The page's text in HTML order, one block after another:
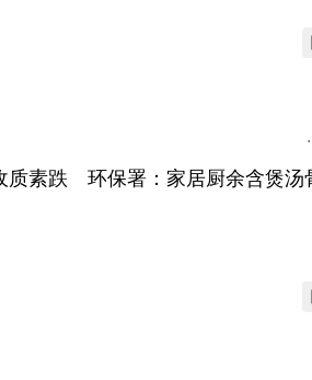
质素跌 环保署：家居厨余含煲汤